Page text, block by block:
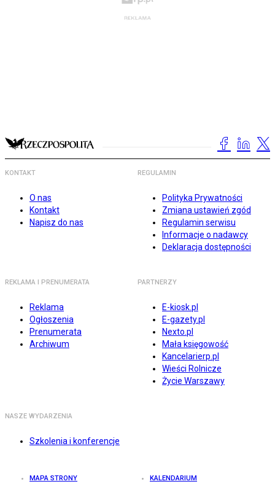
KONTAKT
O nas
Kontakt
Napisz do nas
REGULAMIN
Polityka Prywatności
Zmiana ustawień zgód
Regulamin serwisu
Informacje o nadawcy
Deklaracja dostępności
REKLAMA I PRENUMERATA
Reklama
Ogłoszenia
Prenumerata
Archiwum
PARTNERZY
E-kiosk.pl
E-gazety.pl
Nexto.pl
Mała księgowość
Kancelarierp.pl
Wieści Rolnicze
Życie Warszawy
NASZE WYDARZENIA
Szkolenia i konferencje
MAPA STRONY KALENDARIUM